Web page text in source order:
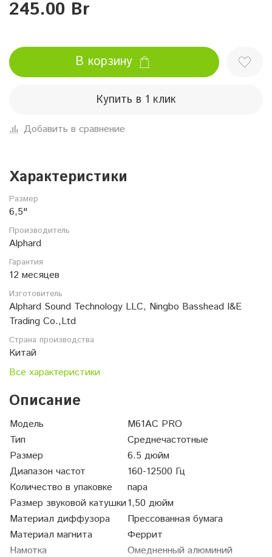
245.00 Br
В корзину
Купить в 1 клик
Добавить в сравнение
Характеристики
Размер
6,5"
Производитель
Alphard
Гарантия
12 месяцев
Изготовитель
Alphard Sound Technology LLC, Ningbo Basshead I&E
Trading Co.,Ltd
Страна производства
Китай
Все характеристики
Описание
Модель
M61AC PRO
Тип
Среднечастотные
Размер
6.5 дюйм
Диапазон частот
160-12500 Гц
Количество в упаковке
пара
Размер звуковой катушки1,50 дюйм
Материал диффузора
Прессованная бумага
Материал магнита
Феррит
Намотка
Омедненный алюминий